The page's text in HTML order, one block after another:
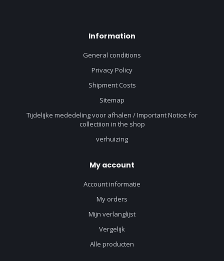
Information
General conditions
Privacy Policy
Shipment Costs
Sitemap
Tijdelijke mededeling voor afhalen / Important Notice for
collectiion in the shop
verhuizing
My account
Account informatie
My orders
Mijn verlanglijst
Vergelijk
Alle producten